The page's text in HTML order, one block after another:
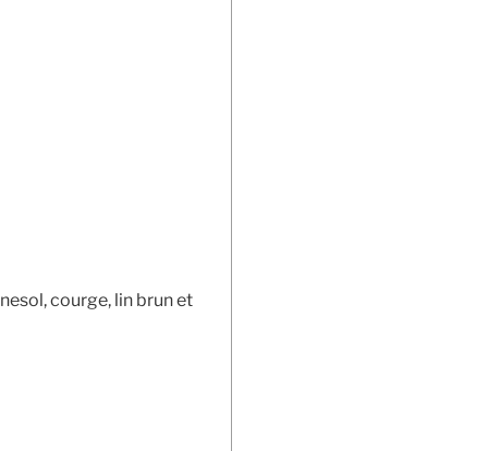
courge, lin brun et